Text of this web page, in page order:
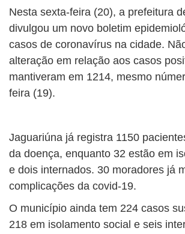
Nesta sexta-feira (20), a prefeitura
divulgou um novo boletim
casos de coronavírus na cidade.
alteração em relação aos casos
mantiveram em 1214, mesmo
feira (19).
Jaguariúna já registra 1150
da doença, enquanto 32 estão em
e dois internados. 30 moradores já
complicações da covid-19.
O município ainda tem 224 casos
218 em isolamento social e seis